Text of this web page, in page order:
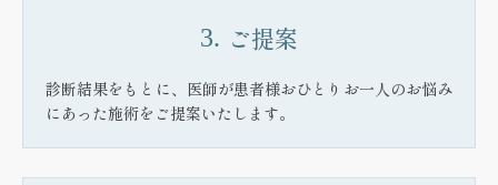
3. ご提案
診断結果をもとに、医師が患者様おひとりお一人のお悩み
にあった施術をご提案いたします。